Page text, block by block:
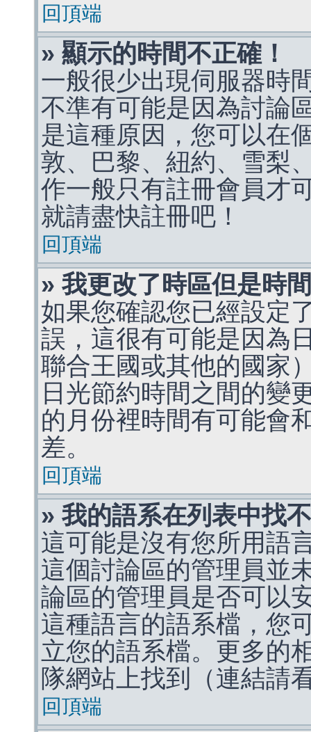
回頂端
» 顯示的時間不正確！
一般很少出現伺服器時
不準有可能是因為討論
是這種原因，您可以在
敦、巴黎、紐約、雪梨
作一般只有註冊會員才
就請盡快註冊吧！
回頂端
» 我更改了時區但是時
如果您確認您已經設定
誤，這很有可能是因為
聯合王國或其他的國家
日光節約時間之間的變
的月份裡時間有可能會
差。
回頂端
» 我的語系在列表中找
這可能是沒有您所用語
這個討論區的管理員並
論區的管理員是否可以
這種語言的語系檔，您
立您的語系檔。更多的
隊網站上找到（連結請
回頂端